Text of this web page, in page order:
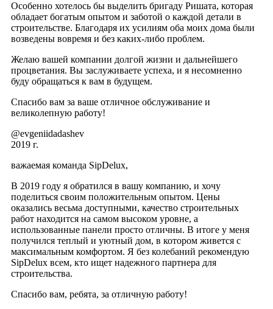
Особенно хотелось бы выделить бригаду Ришата, которая
обладает богатым опытом и заботой о каждой детали в
строительстве. Благодаря их усилиям оба моих дома были
возведены вовремя и без каких-либо проблем.
Желаю вашей компании долгой жизни и дальнейшего
процветания. Вы заслуживаете успеха, и я несомненно
буду обращаться к вам в будущем.
Спасибо вам за ваше отличное обслуживание и
великолепную работу!
@evgeniidadashev
2019 г.
важаемая команда SipDelux,
В 2019 году я обратился в вашу компанию, и хочу
поделиться своим положительным опытом. Цены
оказались весьма доступными, качество строительных
работ находится на самом высоком уровне, а
использованные панели просто отличны. В итоге у меня
получился теплый и уютный дом, в котором живется с
максимальным комфортом. Я без колебаний рекомендую
SipDelux всем, кто ищет надежного партнера для
строительства.
Спасибо вам, ребята, за отличную работу!